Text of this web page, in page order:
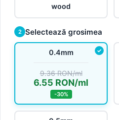
wood
2 Selectează grosimea
0.4mm
9.36 RON/ml
6.55 RON/ml
-30%